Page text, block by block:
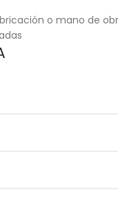
o mano de